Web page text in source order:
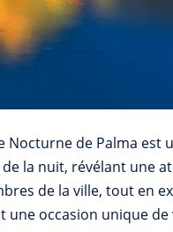
de Palma est
la nuit, révélant une
de la ville, tout en
une occasion unique